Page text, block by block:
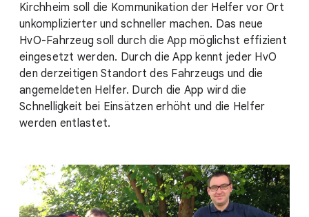
Kirchheim soll die Kommunikation der Helfer vor Ort
unkomplizierter und schneller machen. Das neue
HvO-Fahrzeug soll durch die App möglichst effizient
eingesetzt werden. Durch die App kennt jeder HvO
den derzeitigen Standort des Fahrzeugs und die
angemeldeten Helfer. Durch die App wird die
Schnelligkeit bei Einsätzen erhöht und die Helfer
werden entlastet.